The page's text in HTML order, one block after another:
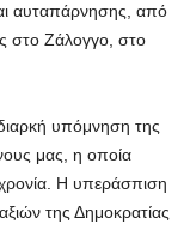
αυταπάρνησης, από
στο Ζάλογγο, στο
υπόμνηση της
μας, η οποία
Η υπεράσπιση
της Δημοκρατίας